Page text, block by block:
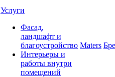
Услуги
Фасад,
ландшафт и
благоустройство
Интерьеры и
работы внутри
помещений
Maters